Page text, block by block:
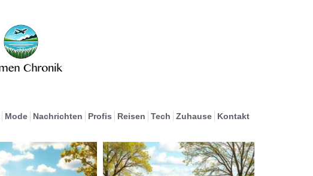
Mode Nachrichten Profis Reisen Tech Zuhause Kontakt